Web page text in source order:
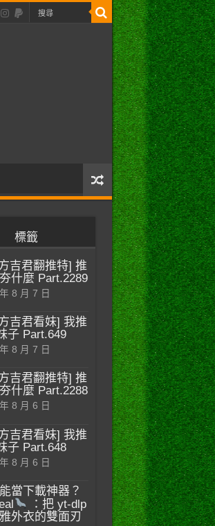
標籤
吉君翻推特] 推
什麼 Part.2289
8 月 7 日
吉君看妹] 我推
子 Part.649
8 月 7 日
吉君翻推特] 推
什麼 Part.2288
8 月 6 日
吉君看妹] 我推
子 Part.648
8 月 6 日
當下載神器？
：把 yt-dlp
外衣的雙面刃